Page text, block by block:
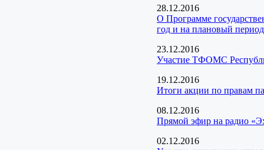
28.12.2016
О Программе
год и на плановый
23.12.2016
Участие ТФОМС
19.12.2016
Итоги акции по правам
08.12.2016
Прямой эфир на радио
02.12.2016